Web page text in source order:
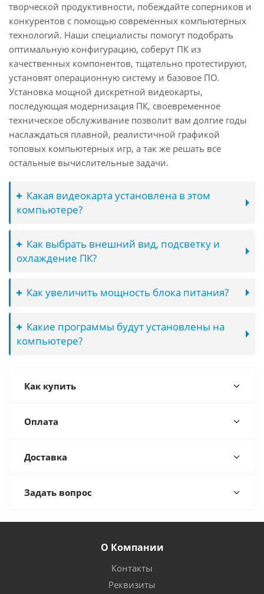
творческой продуктивности, побеждайте соперников и
конкурентов с помощью современных компьютерных
технологий. Наши специалисты помогут подобрать
оптимальную конфигурацию, соберут ПК из
качественных компонентов, тщательно протестируют,
установят операционную систему и базовое ПО.
Установка мощной дискретной видеокарты,
последующая модернизация ПК, своевременное
техническое обслуживание позволит вам долгие годы
наслаждаться плавной, реалистичной графикой
топовых компьютерных игр, а так же решать все
остальные вычислительные задачи.
Какая видеокарта установлена в этом
компьютере?
Как выбрать внешний вид, подсветку и
охлаждение ПК?
Как увеличить мощность блока питания?
Какие программы будут установлены на
компьютере?
Как купить
Оплата
Доставка
Задать вопрос
О Компании
Контакты
Реквизиты